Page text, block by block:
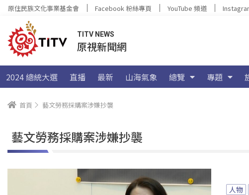
原住民族文化事業基金會 Facebook 粉絲專頁 YouTube 頻道
TITV NEWS
原視新聞網
2024 總統大選 直播 最新 山海氣象 總覽 專題
首頁 藝文勞務採購案涉嫌抄襲
藝文勞務採購案涉嫌抄襲
人物